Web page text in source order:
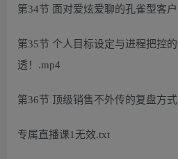
第34节 面对爱炫爱聊的孔雀型客
第35节 个人目标设定与进程把控
透！.mp4
第36节 顶级销售不外传的复盘方
专属直播课1无效.txt